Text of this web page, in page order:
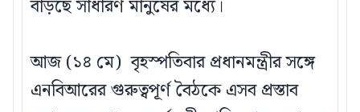
বাড়ছে সাধারণ মানুষের মধ্যে।
আজ (১৪ মে) বৃহস্পতিবার প্রধানমন্ত্রীর সঙ্গে
এনবিআরের গুরুত্বপূর্ণ বৈঠকে এসব প্রস্তাব